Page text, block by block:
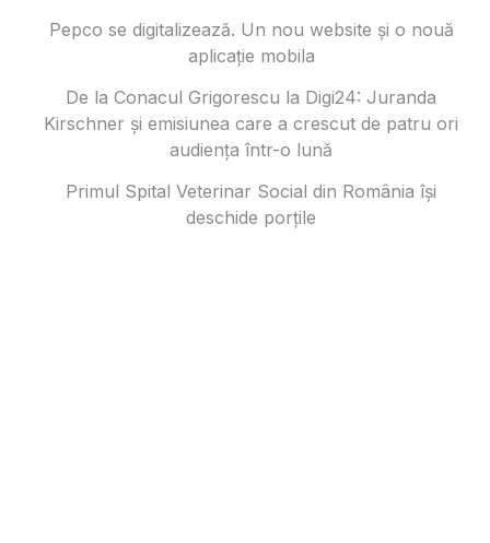
Pepco se digitalizează. Un nou website și o nouă
aplicație mobila
De la Conacul Grigorescu la Digi24: Juranda
Kirschner și emisiunea care a crescut de patru ori
audiența într-o lună
Primul Spital Veterinar Social din România își
deschide porțile